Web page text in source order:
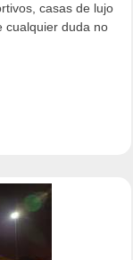
casas de lujo
cualquier duda no